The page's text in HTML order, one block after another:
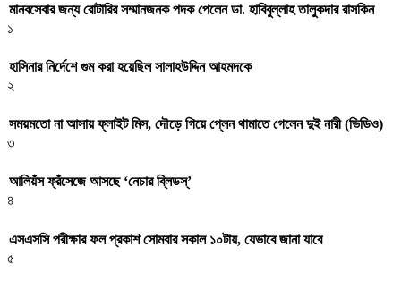
মানবসেবার জন্য রোটারির সম্মানজনক পদক পেলেন ডা. হাবিবুল্লাহ তালুকদার রাসকিন
১
হাসিনার নির্দেশে গুম করা হয়েছিল সালাহউদ্দিন আহমদকে
২
সময়মতো না আসায় ফ্লাইট মিস, দৌড়ে গিয়ে প্লেন থামাতে গেলেন দুই নারী (ভিডিও)
৩
আলিয়ঁস ফ্রঁসেজে আসছে ‘নেচার ব্লিডস্’
৪
এসএসসি পরীক্ষার ফল প্রকাশ সোমবার সকাল ১০টায়, যেভাবে জানা যাবে
৫